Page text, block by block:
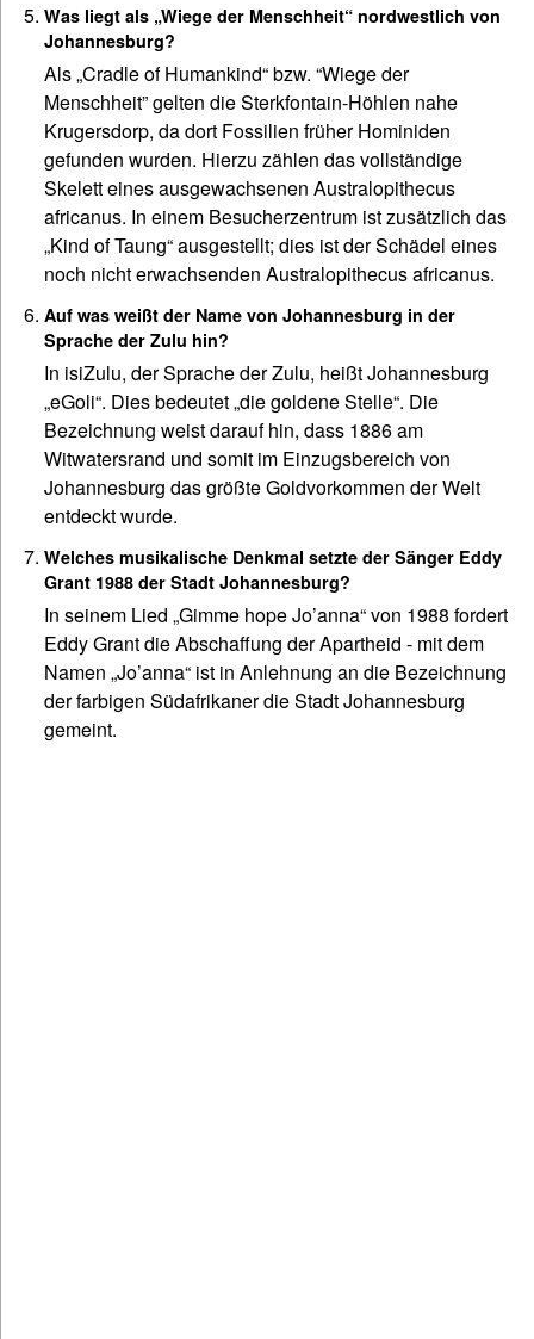
Was liegt als „Wiege der Menschheit“ nordwestlich von
Johannesburg?
Als „Cradle of Humankind“ bzw. “Wiege der
Menschheit” gelten die Sterkfontain-Höhlen nahe
Krugersdorp, da dort Fossilien früher Hominiden
gefunden wurden. Hierzu zählen das vollständige
Skelett eines ausgewachsenen Australopithecus
africanus. In einem Besucherzentrum ist zusätzlich das
„Kind of Taung“ ausgestellt; dies ist der Schädel eines
noch nicht erwachsenden Australopithecus africanus.
Auf was weißt der Name von Johannesburg in der
Sprache der Zulu hin?
In isiZulu, der Sprache der Zulu, heißt Johannesburg
„eGoli“. Dies bedeutet „die goldene Stelle“. Die
Bezeichnung weist darauf hin, dass 1886 am
Witwatersrand und somit im Einzugsbereich von
Johannesburg das größte Goldvorkommen der Welt
entdeckt wurde.
Welches musikalische Denkmal setzte der Sänger Eddy
Grant 1988 der Stadt Johannesburg?
In seinem Lied „Gimme hope Jo’anna“ von 1988 fordert
Eddy Grant die Abschaffung der Apartheid - mit dem
Namen „Jo’anna“ ist in Anlehnung an die Bezeichnung
der farbigen Südafrikaner die Stadt Johannesburg
gemeint.